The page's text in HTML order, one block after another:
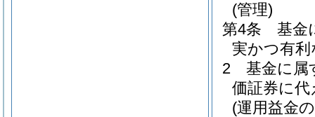
(管理)
第4条
基金
実かつ有
2
基金に属
価証券に
(運用益金